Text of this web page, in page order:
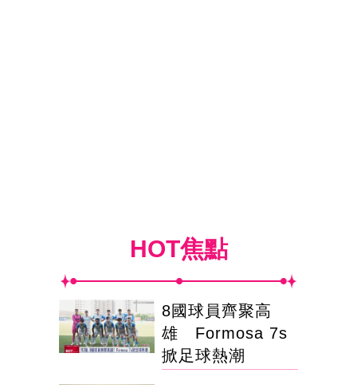
HOT焦點
8國球員齊聚高
雄 Formosa 7s
掀足球熱潮